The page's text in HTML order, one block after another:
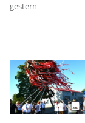
gestern